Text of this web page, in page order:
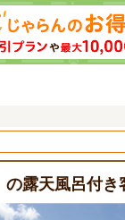
露天風呂付き